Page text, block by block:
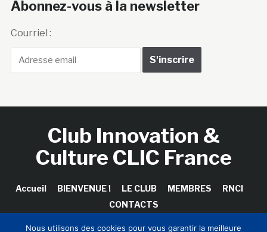
Abonnez-vous à la newsletter
Courriel :
Club Innovation &
Culture CLIC France
Accueil BIENVENUE ! LE CLUB MEMBRES
RNCI
CONTACTS
Nous utilisons des cookies pour vous garantir la meilleure